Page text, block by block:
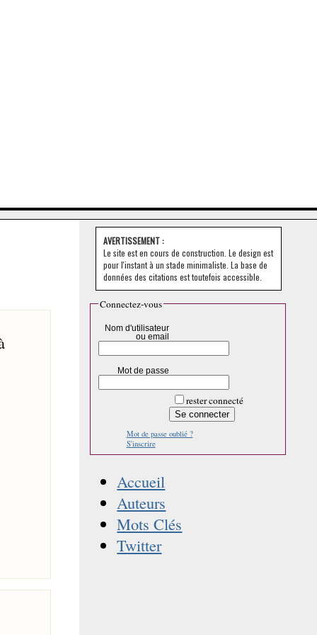
AVERTISSEMENT :
Le site est en cours de construction. Le design est
pour l'instant à un stade minimaliste. La base de
données des citations est toutefois accessible.
Connectez-vous
Nom d'utilisateur
ou email
Mot de passe
rester connecté
Mot de passe oublié ?
S'inscrire
Accueil
Auteurs
Mots Clés
Twitter